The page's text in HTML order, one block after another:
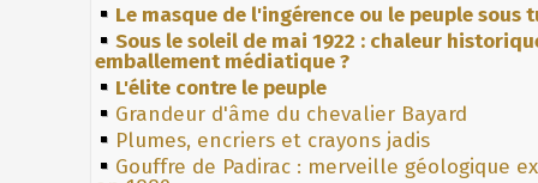
Le masque de l'ingérence ou le peuple sous
Sous le soleil de mai 1922 : chaleur
emballement médiatique ?
L'élite contre le peuple
Grandeur d'âme du chevalier Bayard
Plumes, encriers et crayons jadis
Gouffre de Padirac : merveille géologique